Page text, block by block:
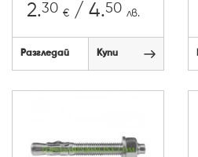
2.30 € / 4.50 лв.
Разгледай Купи